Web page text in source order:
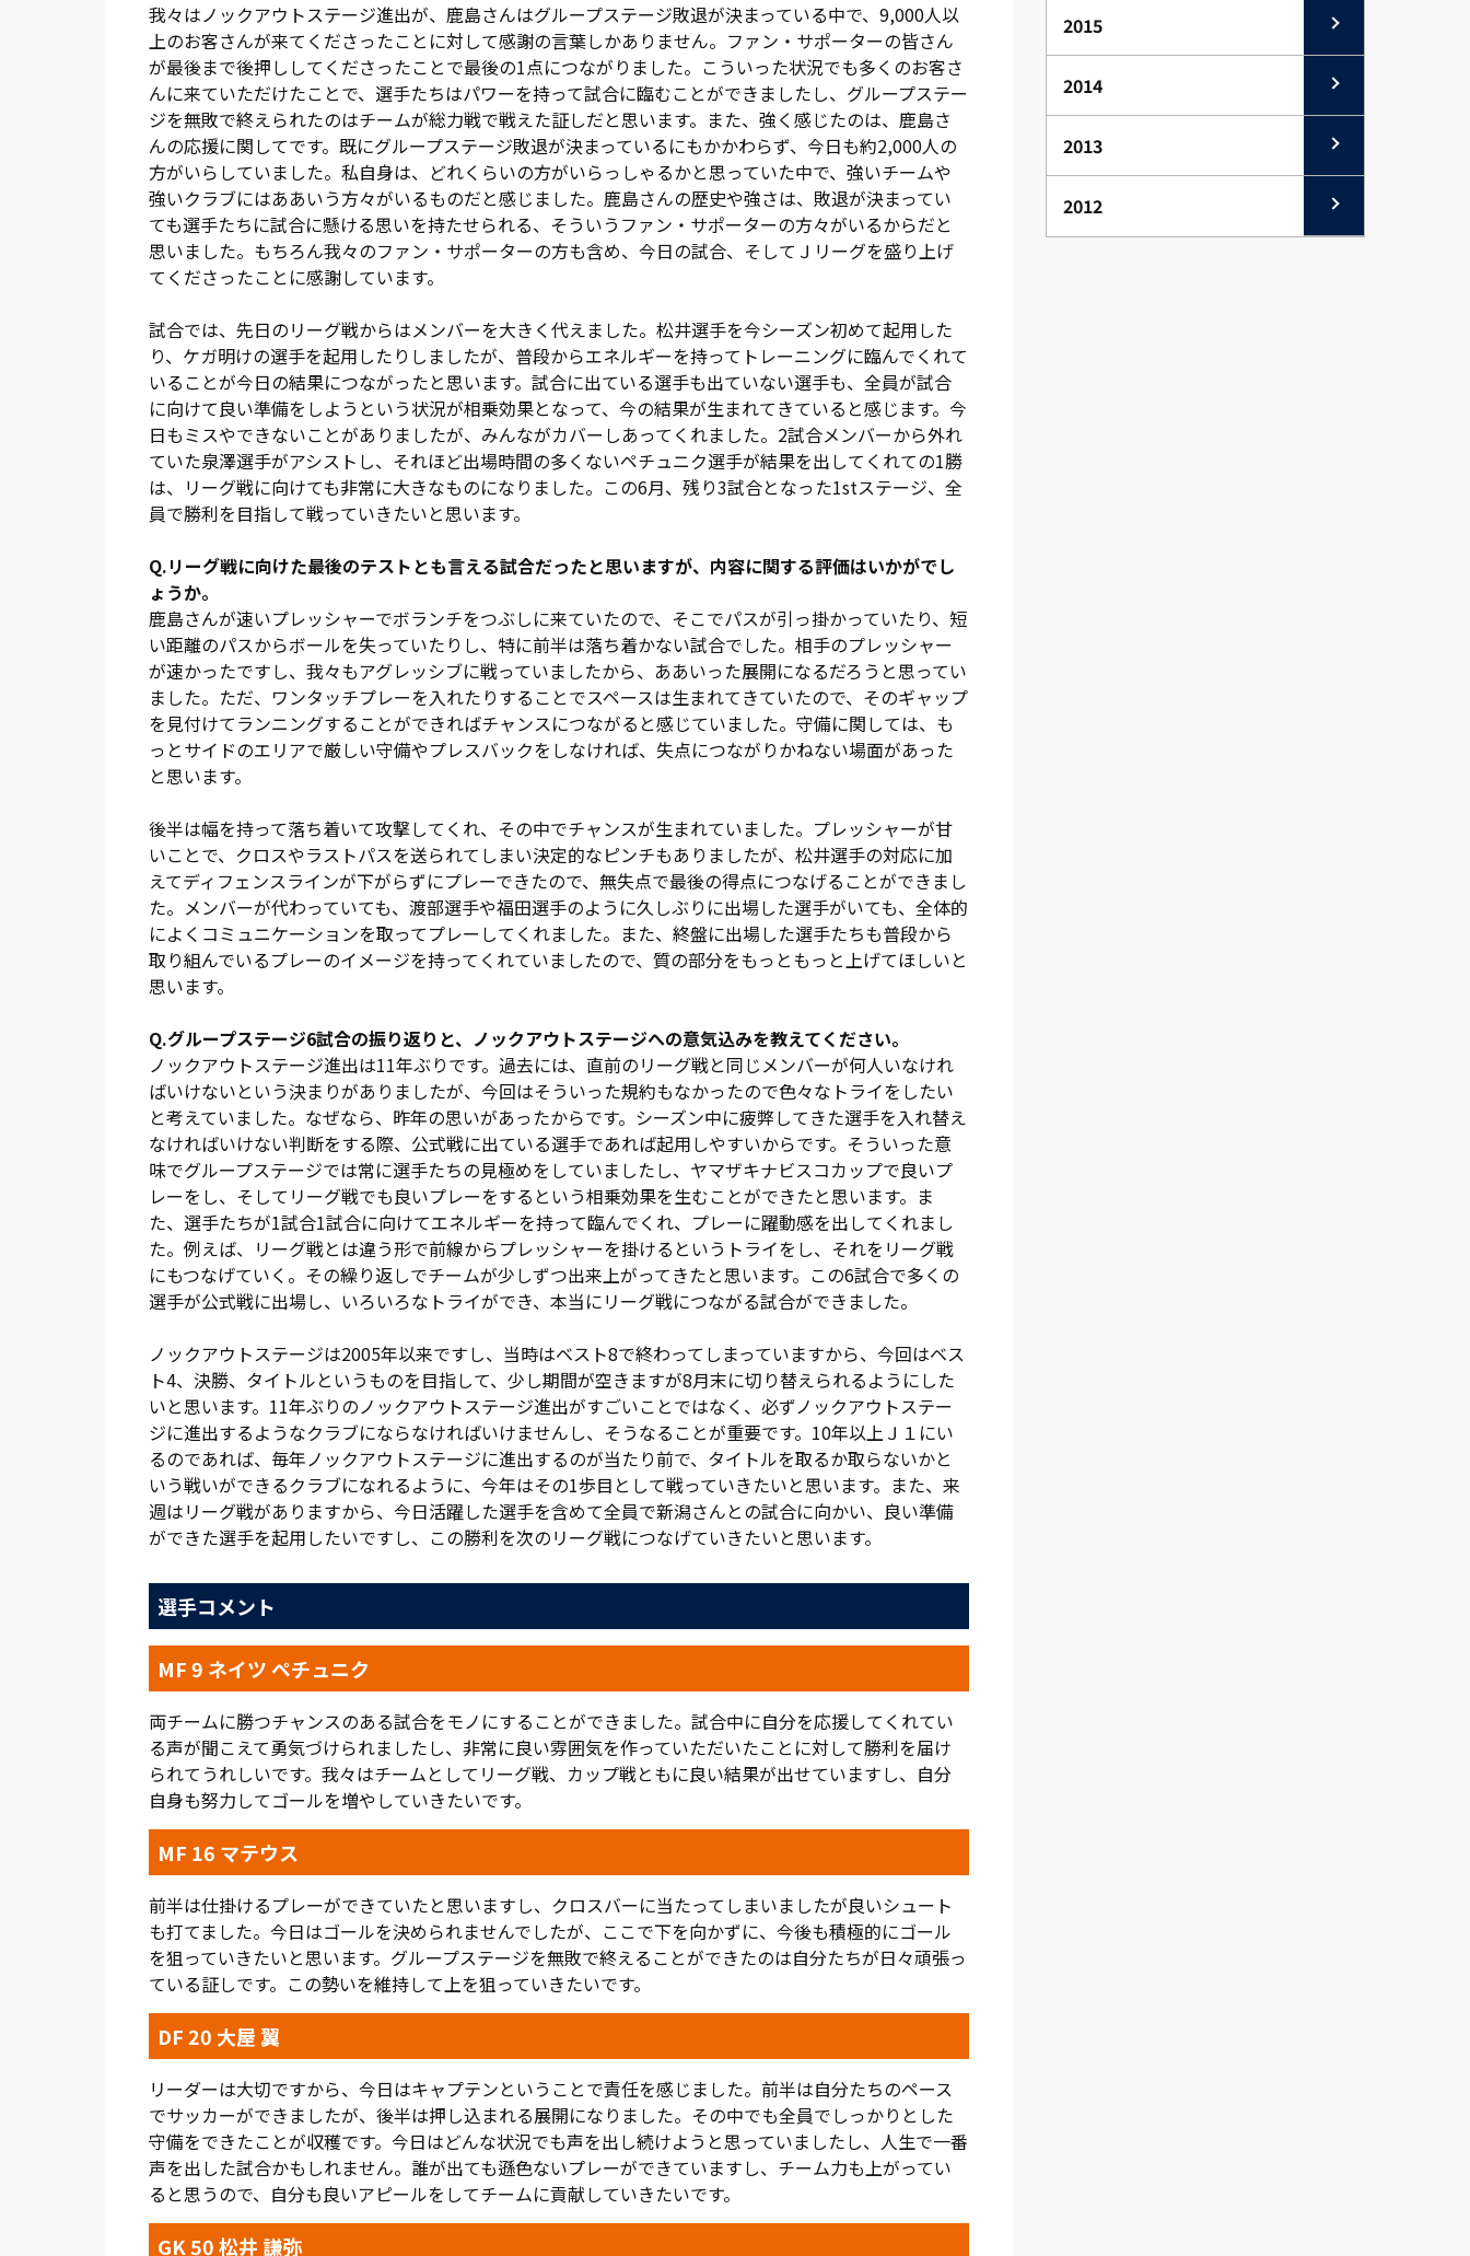
リーグ戦とはメンバーを入れ替えているものの、ゲームの入りは悪くない。アルディージャが最初に相手
ゴールへ迫ったのは19分、江坂のパスを受けたマテウスが右サイドを突破する。内側へ持ち直して左足
を振り抜くと、強烈な一撃がクロスバーをたたいた。
26分にも鹿島ゴールを脅かす。岩上の右足ミドルがGKを襲い、江坂の右足シュートがゴールをかすめる
ように左へ逸れていく。30分には岩上のロングスローをきっかけに2次攻撃を仕掛け、江坂の左足シュー
トがGKのセーブにあった。
渋谷洋樹監督から「全体をコンパクトに保とう」と指示された後半は、コンビネーション豊かに厚みの
ある攻撃を繰り広げていく。57分、中盤でパスを受けた江坂がドリブルで抜け出し、ペナルティーエリ
た。
60分には江坂が退き、清水が投入される。スタンドの大声援に送り出された背番号14は、今シーズン公
式戦初出場だ。63分には岩上のロングスローから、その清水がヘディングでゴールを狙った。67分には
マテウスに代わって小島がピッチに立つ。前半に比べてややオープンな展開になったこともあり、鹿島に
攻撃を許すシーンも生まれていく。
ここで輝いたのがGK松井だ。73分、77分、85分と決定機をしのぎ、最後方からチームを盛り立てる。最
田に代わって52分から出場した高山も、試合の流れへスムーズに入っていった。
攻守両面にわたる頑張りが、ゴールへつながったのは87分だ。左サイドで大屋からのパスを受けた泉澤
が、緩急鋭いドリブルでゴールラインのギリギリまで侵入。ゴール正面に詰めていたペチュニクが右足
でプッシュし、ＮＡＣＫ５スタジアム大宮に歓喜を呼び込む。後半アディショナルタイムにも小島がGK
との1対1を迎えるなど、最後まで攻撃の姿勢を貫いたアルディージャは1-0の勝利をつかんだ。
決勝ゴールをあげたペチュニクは「仁の突破が素晴らしかった。得点のほとんどは彼のものです」と泉
澤をたたえ、泉澤は「結果がついてきて良かった」と自らの活躍よりもチームの勝利に声を弾ませた。
「ヤマザキナビスコカップでは後半に押し込まれることが多く、今日もそういった展開になりました
が、しっかりチームで守ることができた。リーグ戦に出ていない選手はアピールしたい気持ちを強く持
ってこの試合に臨んでいて、その中で結果が出たのは良かったです」
同時刻開催のゲームでグループ首位の神戸が勝利したため、アルディージャはAグループの戦いを2位で
終えた。それでも、無敗での8強入りは大きな意味を持つ。「チームのやり方が浸透していると思いま
するチーム状況を的確に言い当てている。
グループステージ6試合を振り返り、渋谷監督は「ヤマザキナビスコカップをリーグ戦へつなげ、リーグ
戦をヤマザキナビスコカップへつなげるという相乗効果がありました。今日も我々にとっては消化試合
ではなく、ホームでファン・サポーターへ勝利を届けることを目指して戦い、結果を残すことができま
した。今後のリーグ戦へつなげる試合ができたと思います」と総括した。この日の勝利により、リーグ
戦への期待はさらに高まっている。
(総評:戸塚啓／写真:山田勉)
我々はノックアウトステージ進出が、鹿島さんはグループステージ敗退が決まっている中で、9,000人以
上のお客さんが来てくださったことに対して感謝の言葉しかありません。ファン・サポーターの皆さん
が最後まで後押ししてくださったことで最後の1点につながりました。こういった状況でも多くのお客さ
んに来ていただけたことで、選手たちはパワーを持って試合に臨むことができましたし、グループステー
ジを無敗で終えられたのはチームが総力戦で戦えた証しだと思います。また、強く感じたのは、鹿島さ
んの応援に関してです。既にグループステージ敗退が決まっているにもかかわらず、今日も約2,000人の
方がいらしていました。私自身は、どれくらいの方がいらっしゃるかと思っていた中で、強いチームや
強いクラブにはああいう方々がいるものだと感じました。鹿島さんの歴史や強さは、敗退が決まってい
ても選手たちに試合に懸ける思いを持たせられる、そういうファン・サポーターの方々がいるからだと
思いました。もちろん我々のファン・サポーターの方も含め、今日の試合、そしてＪリーグを盛り上げ
てくださったことに感謝しています。
試合では、先日のリーグ戦からはメンバーを大きく代えました。松井選手を今シーズン初めて起用した
り、ケガ明けの選手を起用したりしましたが、普段からエネルギーを持ってトレーニングに臨んでくれて
いることが今日の結果につながったと思います。試合に出ている選手も出ていない選手も、全員が試合
に向けて良い準備をしようという状況が相乗効果となって、今の結果が生まれてきていると感じます。今
日もミスやできないことがありましたが、みんながカバーしあってくれました。2試合メンバーから外れ
ていた泉澤選手がアシストし、それほど出場時間の多くないペチュニク選手が結果を出してくれての1勝
は、リーグ戦に向けても非常に大きなものになりました。この6月、残り3試合となった1stステージ、全
員で勝利を目指して戦っていきたいと思います。
Q.リーグ戦に向けた最後のテストとも言える試合だったと思いますが、内容に関する評価はいかがでし
ょうか。
鹿島さんが速いプレッシャーでボランチをつぶしに来ていたので、そこでパスが引っ掛かっていたり、短
い距離のパスからボールを失っていたりし、特に前半は落ち着かない試合でした。相手のプレッシャー
が速かったですし、我々もアグレッシブに戦っていましたから、ああいった展開になるだろうと思ってい
ました。ただ、ワンタッチプレーを入れたりすることでスペースは生まれてきていたので、そのギャップ
を見付けてランニングすることができればチャンスにつながると感じていました。守備に関しては、も
っとサイドのエリアで厳しい守備やプレスバックをしなければ、失点につながりかねない場面があった
と思います。
後半は幅を持って落ち着いて攻撃してくれ、その中でチャンスが生まれていました。プレッシャーが甘
いことで、クロスやラストパスを送られてしまい決定的なピンチもありましたが、松井選手の対応に加
えてディフェンスラインが下がらずにプレーできたので、無失点で最後の得点につなげることができまし
た。メンバーが代わっていても、渡部選手や福田選手のように久しぶりに出場した選手がいても、全体的
によくコミュニケーションを取ってプレーしてくれました。また、終盤に出場した選手たちも普段から
取り組んでいるプレーのイメージを持ってくれていましたので、質の部分をもっともっと上げてほしいと
思います。
Q.グループステージ6試合の振り返りと、ノックアウトステージへの意気込みを教えてください。
ノックアウトステージ進出は11年ぶりです。過去には、直前のリーグ戦と同じメンバーが何人いなけれ
ばいけないという決まりがありましたが、今回はそういった規約もなかったので色々なトライをしたい
と考えていました。なぜなら、昨年の思いがあったからです。シーズン中に疲弊してきた選手を入れ替え
なければいけない判断をする際、公式戦に出ている選手であれば起用しやすいからです。そういった意
味でグループステージでは常に選手たちの見極めをしていましたし、ヤマザキナビスコカップで良いプ
レーをし、そしてリーグ戦でも良いプレーをするという相乗効果を生むことができたと思います。ま
た、選手たちが1試合1試合に向けてエネルギーを持って臨んでくれ、プレーに躍動感を出してくれまし
た。例えば、リーグ戦とは違う形で前線からプレッシャーを掛けるというトライをし、それをリーグ戦
にもつなげていく。その繰り返しでチームが少しずつ出来上がってきたと思います。この6試合で多くの
選手が公式戦に出場し、いろいろなトライができ、本当にリーグ戦につながる試合ができました。
ノックアウトステージは2005年以来ですし、当時はベスト8で終わってしまっていますから、今回はベス
ト4、決勝、タイトルというものを目指して、少し期間が空きますが8月末に切り替えられるようにした
いと思います。11年ぶりのノックアウトステージ進出がすごいことではなく、必ずノックアウトステー
ジに進出するようなクラブにならなければいけませんし、そうなることが重要です。10年以上Ｊ１にい
るのであれば、毎年ノックアウトステージに進出するのが当たり前で、タイトルを取るか取らないかと
いう戦いができるクラブになれるように、今年はその1歩目として戦っていきたいと思います。また、来
週はリーグ戦がありますから、今日活躍した選手を含めて全員で新潟さんとの試合に向かい、良い準備
ができた選手を起用したいですし、この勝利を次のリーグ戦につなげていきたいと思います。
選手コメント
MF 9 ネイツ ペチュニク
両チームに勝つチャンスのある試合をモノにすることができました。試合中に自分を応援してくれてい
る声が聞こえて勇気づけられましたし、非常に良い雰囲気を作っていただいたことに対して勝利を届け
られてうれしいです。我々はチームとしてリーグ戦、カップ戦ともに良い結果が出せていますし、自分
自身も努力してゴールを増やしていきたいです。
MF 16 マテウス
前半は仕掛けるプレーができていたと思いますし、クロスバーに当たってしまいましたが良いシュート
も打てました。今日はゴールを決められませんでしたが、ここで下を向かずに、今後も積極的にゴール
を狙っていきたいと思います。グループステージを無敗で終えることができたのは自分たちが日々頑張っ
ている証しです。この勢いを維持して上を狙っていきたいです。
DF 20 大屋 翼
リーダーは大切ですから、今日はキャプテンということで責任を感じました。前半は自分たちのペース
でサッカーができましたが、後半は押し込まれる展開になりました。その中でも全員でしっかりとした
守備をできたことが収穫です。今日はどんな状況でも声を出し続けようと思っていましたし、人生で一番
声を出した試合かもしれません。誰が出ても遜色ないプレーができていますし、チーム力も上がってい
ると思うので、自分も良いアピールをしてチームに貢献していきたいです。
GK 50 松井 謙弥
2015
2014
2013
2012